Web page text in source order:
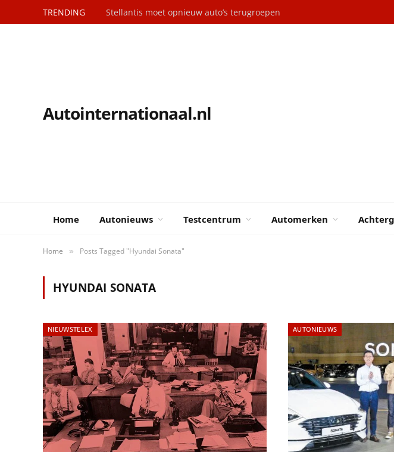
TRENDING Stellantis moet opnieuw auto’s terugroepen
Autointernationaal.nl
Home Autonieuws Testcentrum Automerken
Home » Posts Tagged "Hyundai Sonata"
HYUNDAI SONATA
NIEUWSTELEX AUTONIEUWS